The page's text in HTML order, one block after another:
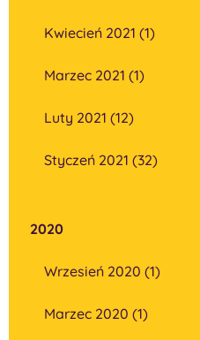
Kwiecień 2021 (1)
Marzec 2021 (1)
Luty 2021 (12)
Styczeń 2021 (32)
2020
Wrzesień 2020 (1)
Marzec 2020 (1)